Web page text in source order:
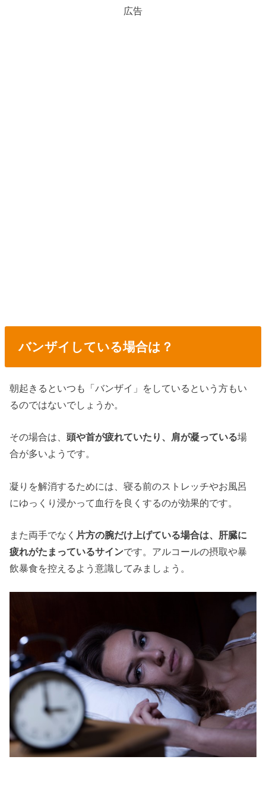
広告
バンザイしている場合は？
朝起きるといつも「バンザイ」をしているという方もい
るのではないでしょうか。
その場合は、頭や首が疲れていたり、肩が凝っている場
合が多いようです。
凝りを解消するためには、寝る前のストレッチやお風呂
にゆっくり浸かって血行を良くするのが効果的です。
また両手でなく 片方の腕だけ上げている場合は、肝臓に
疲れがたまっているサインです。アルコールの摂取や暴
飲暴食を控えるよう意識してみましょう。